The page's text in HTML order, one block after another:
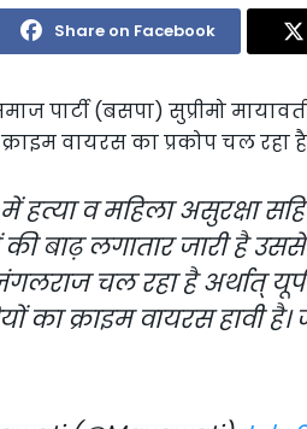
Share on Facebook
पार्टी (बसपा) सुप्रीमो
वायरस का प्रकोप चल रहा
हत्या व महिला असुरक्षा
की बाढ़ लगातार जारी है
चल रहा है अर्थात्
का क्राइम वायरस हावी